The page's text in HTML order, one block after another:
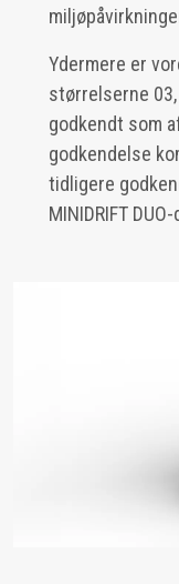
Ydermere er
størrelserne
godkendt som
godkendelse
tidligere
MINIDRIFT